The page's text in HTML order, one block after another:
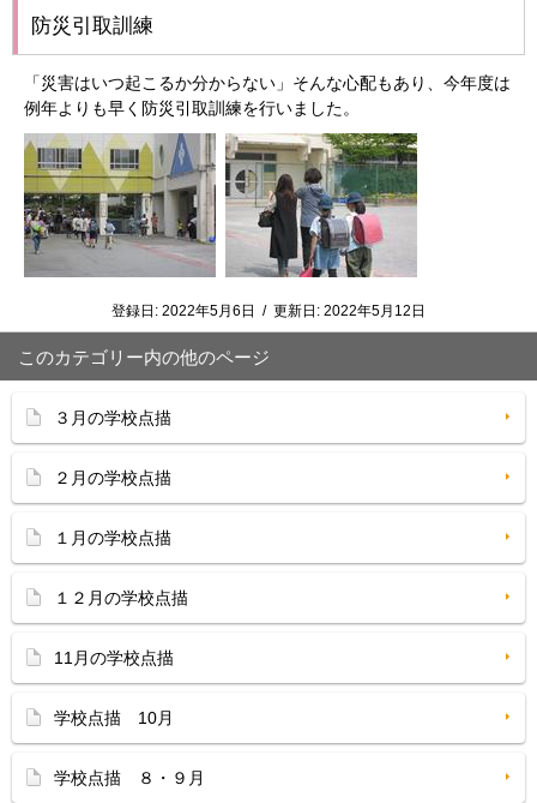
防災引取訓練
「災害はいつ起こるか分からない」そんな心配もあり、今年度は
例年よりも早く防災引取訓練を行いました。
登録日: 2022年5月6日 / 更新日: 2022年5月12日
このカテゴリー内の他のページ
３月の学校点描
２月の学校点描
１月の学校点描
１２月の学校点描
11月の学校点描
学校点描 10月
学校点描 ８・９月